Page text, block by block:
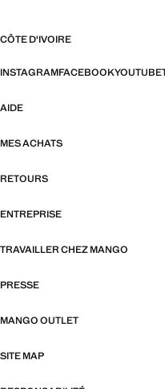
CÔTE D'IVOIRE
INSTAGRAMFACEBOOKYOUTUBE
AIDE
MES ACHATS
RETOURS
ENTREPRISE
TRAVAILLER CHEZ MANGO
PRESSE
MANGO OUTLET
SITE MAP